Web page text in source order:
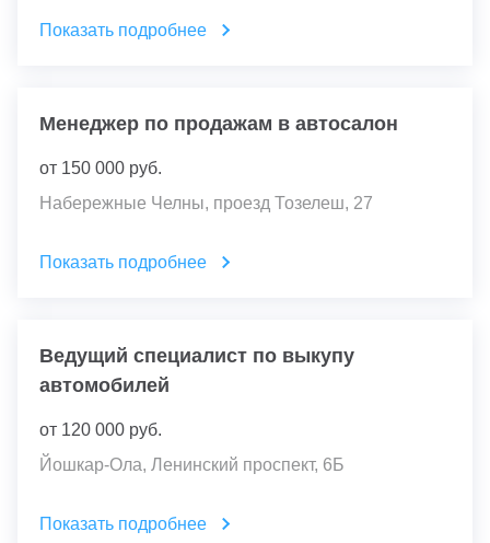
Показать подробнее
Менеджер по продажам в автосалон
от 150 000 руб.
Набережные Челны, проезд Тозелеш, 27
Показать подробнее
Ведущий специалист по выкупу
автомобилей
от 120 000 руб.
Йошкар-Ола, Ленинский проспект, 6Б
Показать подробнее